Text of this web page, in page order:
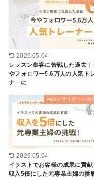
2026.05.04
レッスン集客に苦戦した過去｜
やフォロワー5.6万人の人気ト
ナーに
Webデザイナーの体
2026.05.04
イラストでお客様の成果に貢献
収入5倍にした元専業主婦の挑